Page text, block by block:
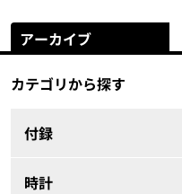
アーカイブ
カテゴリから探す
付録
時計